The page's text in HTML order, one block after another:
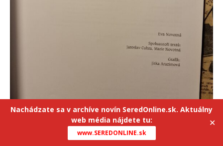
Nachádzate sa v archíve novín SeredOnline.sk. Aktuálny
web média nájdete tu:
www.SEREDONLINE.sk
✕